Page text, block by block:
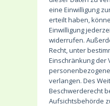
eine Einwilligung
erteilt haben,
Einwilligung
widerrufen.
Recht, unter
Einschränkung der
verlangen. Des
Beschwerderecht
Aufsichtsbehörde